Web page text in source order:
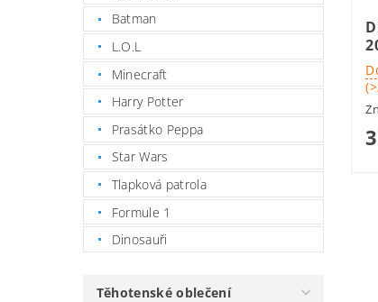
Batman
L.O.L
Minecraft
Harry Potter
Prasátko Peppa
Star Wars
Tlapková patrola
Formule 1
Dinosauři
Těhotenské oblečení